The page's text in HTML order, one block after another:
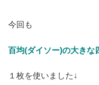
今回も
百均(ダイソー)の大きな
１枚を使いました↓